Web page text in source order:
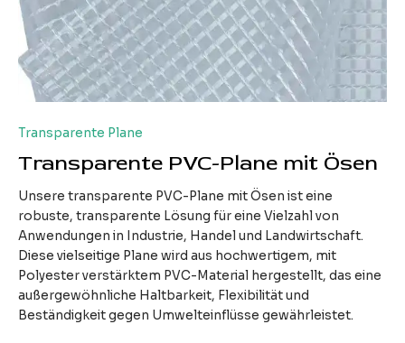
Transparente Plane
Transparente PVC-Plane mit Ösen
Unsere transparente PVC-Plane mit Ösen ist eine
robuste, transparente Lösung für eine Vielzahl von
Anwendungen in Industrie, Handel und Landwirtschaft.
Diese vielseitige Plane wird aus hochwertigem, mit
Polyester verstärktem PVC-Material hergestellt, das eine
außergewöhnliche Haltbarkeit, Flexibilität und
Beständigkeit gegen Umwelteinflüsse gewährleistet.